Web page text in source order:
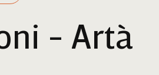
- Artà